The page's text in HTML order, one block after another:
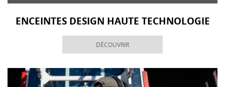
ENCEINTES DESIGN HAUTE TECHNOLOGIE
DÉCOUVRIR